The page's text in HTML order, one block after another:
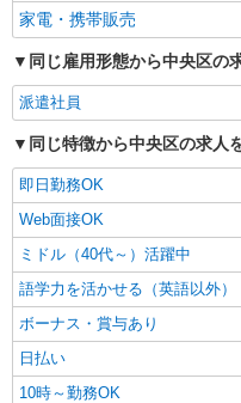
家電・携帯販売
同じ雇用形態から中央区の
派遣社員
同じ特徴から中央区の求人
即日勤務OK
Web面接OK
ミドル（40代～）活躍中
語学力を活かせる（英語以外）
ボーナス・賞与あり
日払い
10時～勤務OK